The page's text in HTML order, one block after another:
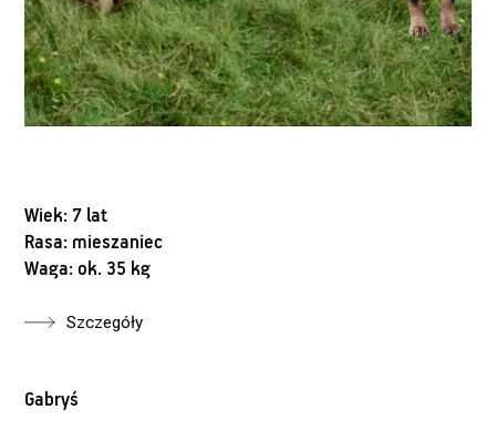
Wiek: 7 lat
Rasa: mieszaniec
Waga: ok. 35 kg
Szczegóły
Gabryś